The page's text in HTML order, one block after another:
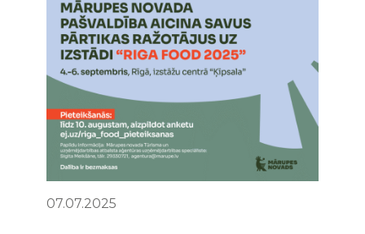
07.07.2025